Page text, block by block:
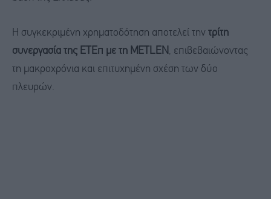
Η συγκεκριμένη χρηματοδότηση αποτελεί την τρίτη
συνεργασία της ΕΤΕπ με τη METLEN, επιβεβαιώνοντας
τη μακροχρόνια και επιτυχημένη σχέση των δύο
πλευρών.